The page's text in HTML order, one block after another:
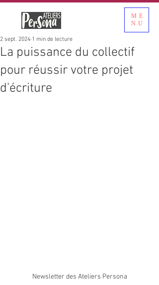
ME
NU
La puissance du collectif
pour réussir votre projet
d'écriture
2 sept. 2024 1 min de lecture
Newsletter des Ateliers Persona